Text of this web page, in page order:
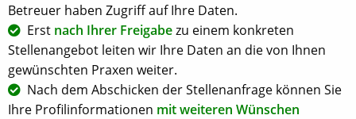
Betreuer haben Zugriff auf Ihre Daten.
Erst nach Ihrer Freigabezu einem konkreten
Stellenangebot leiten wir Ihre Daten an die von Ihnen
gewünschten Praxen weiter.
Nach dem Abschicken der Stellenanfrage können Sie
Ihre Profilinformationen mit weiteren Wünschen